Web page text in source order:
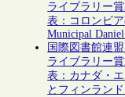
ライブラリー
表：コロンビア
Municipal
国際図書館連
ライブラリー
表：カナダ・
とフィンラン